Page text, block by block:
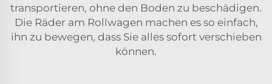
transportieren, ohne den Boden zu beschädigen.
Die Räder am Rollwagen machen es so einfach,
ihn zu bewegen, dass Sie alles sofort verschieben
können.